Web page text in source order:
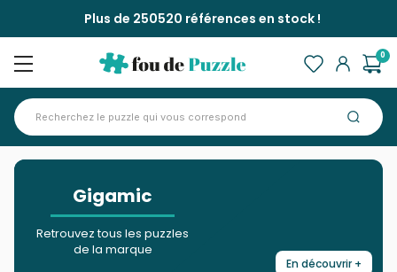
Plus de 250520 références en stock !
0
Gigamic
Retrouvez tous les puzzles
de la marque
En découvrir +